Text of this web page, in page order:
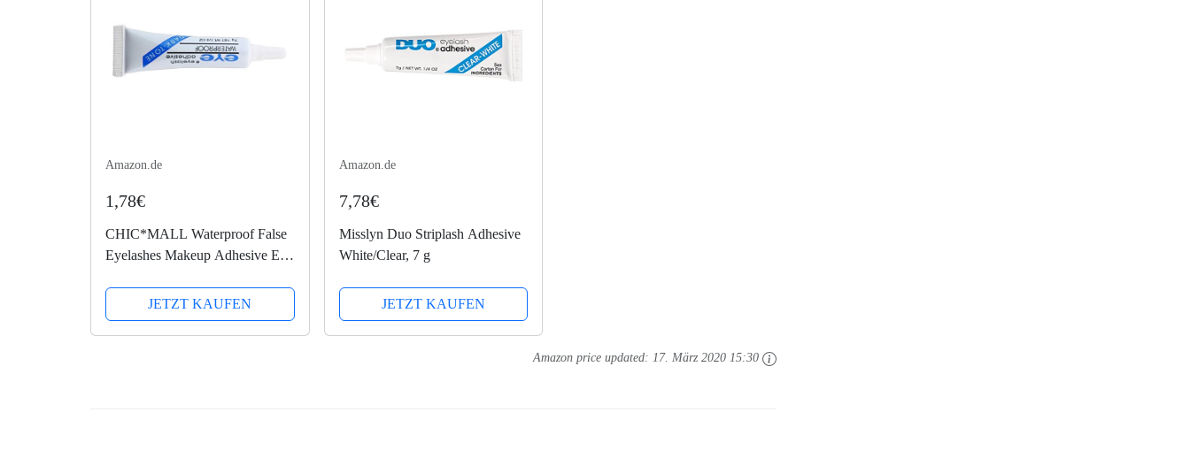
Amazon.de
1,78€
CHIC*MALL Waterproof False
Eyelashes Makeup Adhesive Eye
CHIC*MALL
JETZT KAUFEN
Amazon.de
7,78€
Misslyn Duo Striplash Adhesive
White/Clear, 7 g
JETZT KAUFEN
Amazon price updated: 17. März 2020 15:30